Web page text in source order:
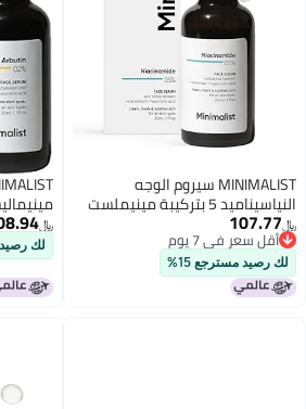
MINIMALIST سيروم الوجه
النياسيناميد 5 بتركيبة مينيملست
لبشرة واضحة ومتألقة يقلل من
بهتان البشرة يرطب ويعالج البشرة
مع فيتامين ب3 وحمض
الهيالورونيك سيروم نهاري ليلي
للبشرة الجافة والحساسة للنساء
﷼‏107.77
أقل سعر في 7 يوم
أقل سعر في 7 يوم
لك رصيد مسترجع 15%
الشباب
﷼‏
لك رصيد